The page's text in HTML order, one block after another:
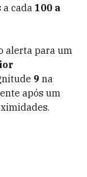
cada 100 a
alerta para um
9 na
após um